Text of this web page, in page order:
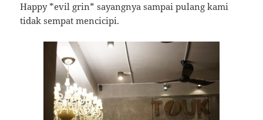
Happy *evil grin* sayangnya sampai pulang kami
tidak sempat mencicipi.